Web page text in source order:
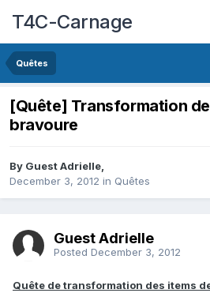
T4C-Carnage
Quêtes
[Quête] Transformation
bravoure
By Guest Adrielle,
December 3, 2012 in Quêtes
Guest Adrielle
Posted December 3, 2012
Quête de transformation des items